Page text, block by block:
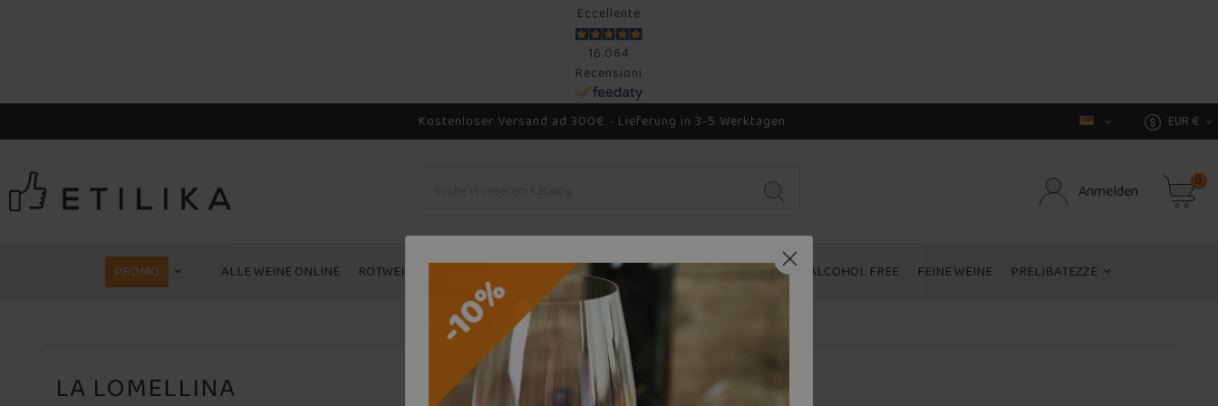
Eccellente
16.064
Recensioni
Kostenloser Versand ad 300€ - Lieferung in 3-5 Werktagen  EUR € 
Anmelden 0
PROMO ALLE WEINE ONLINE ROTWEIN SCHAUMWEINE ALCOHOL FREE FEINE WEINE PRELIBATEZZE
Startseite Marken
LA LOMELLINA